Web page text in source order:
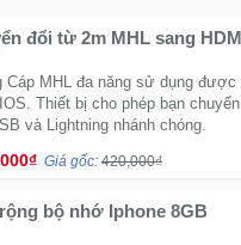
đổi từ 2m MHL sang
Cáp MHL đa năng sử dụng
Thiết bị cho phép bạn
và Lightning nhánh chóng.
Giá gốc: 420,000₫
bộ nhớ Iphone 8GB